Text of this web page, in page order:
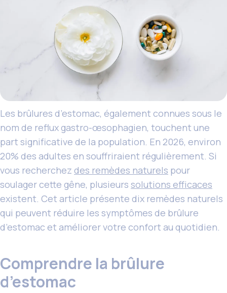
Les brûlures d’estomac, également connues sous le
nom de reflux gastro-œsophagien, touchent une
part significative de la population. En 2026, environ
20% des adultes en souffriraient régulièrement. Si
vous recherchez des remèdes naturels pour
soulager cette gêne, plusieurs solutions efficaces
existent. Cet article présente dix remèdes naturels
qui peuvent réduire les symptômes de brûlure
d’estomac et améliorer votre confort au quotidien.
Comprendre la brûlure
d’estomac